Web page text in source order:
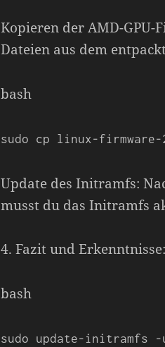
Kopieren der AMD-
Dateien aus dem
bash
sudo cp linux-firmware-
Update des Initramfs:
musst du das Initramfs
4. Fazit und Erkenntnisse:
bash
sudo update-initramfs -